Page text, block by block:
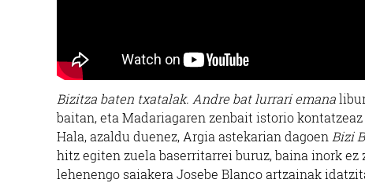
Bizitza baten txatalak. Andre bat lurrari emana
baitan, eta Madariagaren zenbait istorio
Hala, azaldu duenez, Argia astekarian dagoen Bizi
hitz egiten zuela baserritarrei buruz, baina inork
lehenengo saiakera Josebe Blanco artzainak